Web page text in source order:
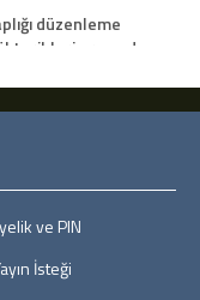
düzenleme
tarihleri arasında
14 Haziran 2024
olması
tarihinden itibaren
sebepten
ve PIN
İsteği